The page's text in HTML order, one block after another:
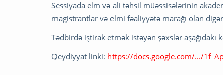
Sessiyada elm və ali təhsil müəssisələrinin
magistrantlar və elmi fəaliyyətə marağı olan
Tədbirdə iştirak etmək istəyən şəxslər
Qeydiyyat linki: https://docs.google.com/.../